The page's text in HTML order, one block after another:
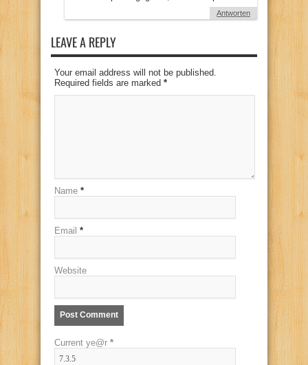
Antworten
LEAVE A REPLY
Your email address will not be published.
Required fields are marked *
Name *
Email *
Website
Current ye@r *